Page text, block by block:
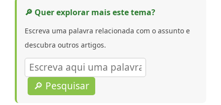
🔎 Quer explorar mais este tema?
Escreva uma palavra relacionada com o assunto e
descubra outros artigos.
🔎 Pesquisar